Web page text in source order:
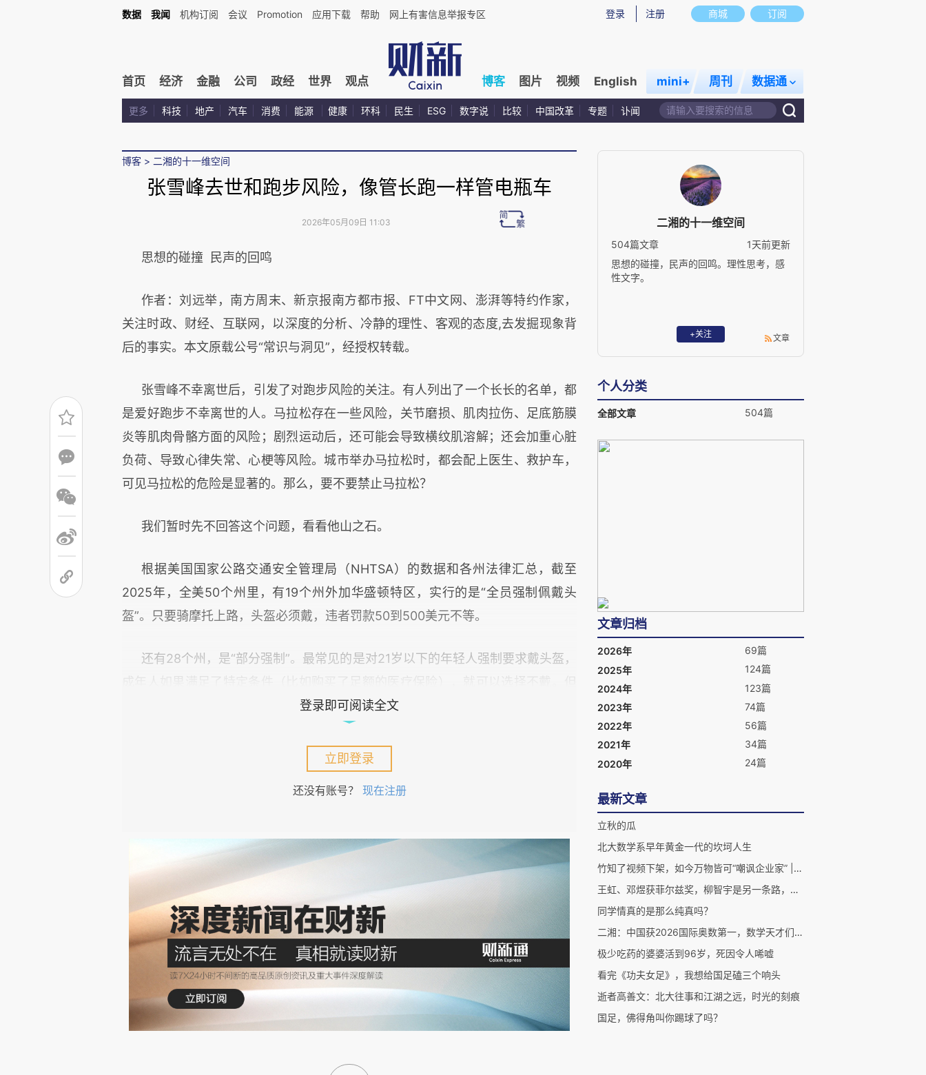
商城 订阅
登录 注册
数据 我闻 机构订阅 会议 Promotion 应用下载 帮助 网上有害信息举报专区
首页 经济 金融 公司 政经 世界 观点 博客 图片 视频 English mini+ 周刊 数据通
更多 科技 地产 汽车 消费 能源 健康 环科 民生 ESG 数字说 比较 中国改革 专题 讣闻
博客 > 二湘的十一维空间
张雪峰去世和跑步风险，像管长跑一样管电瓶车
2026年05月09日 11:03
思想的碰撞 民声的回鸣
作者：刘远举，南方周末、新京报南方都市报、FT中文网、澎湃等特约作家，
关注时政、财经、互联网，以深度的分析、冷静的理性、客观的态度,去发掘现象背
后的事实。本文原载公号“常识与洞见”，经授权转载。
张雪峰不幸离世后，引发了对跑步风险的关注。有人列出了一个长长的名单，都
是爱好跑步不幸离世的人。马拉松存在一些风险，关节磨损、肌肉拉伤、足底筋膜
炎等肌肉骨骼方面的风险；剧烈运动后，还可能会导致横纹肌溶解；还会加重心脏
负荷、导致心律失常、心梗等风险。城市举办马拉松时，都会配上医生、救护车，
可见马拉松的危险是显著的。那么，要不要禁止马拉松？
我们暂时先不回答这个问题，看看他山之石。
根据美国国家公路交通安全管理局（NHTSA）的数据和各州法律汇总，截至
2025年，全美50个州里，有19个州外加华盛顿特区，实行的是“全员强制佩戴头
盔”。只要骑摩托上路，头盔必须戴，违者罚款50到500美元不等。
还有28个州，是“部分强制”。最常见的是对21岁以下的年轻人强制要求戴头盔，
几乎在所有州都强制要求，必须戴护目镜。
为什么美国的政策，对护目镜或面罩的要求更强硬呢？这背后的逻辑很有意思。
这背后的逻辑，才是真正有意思的地方。骑摩托时，一只虫子，一颗前车卷起的
它头盔主要是在事故发生后，保护骑手自己的头部，降低伤亡的严重程度，它保
护的是骑手。而护目镜，在保障骑手外，还能保护行人和其他车辆。个人可以自愿
承担自身的死亡风险，但无权制造不可控的公共危险。法律强制要求护目镜，根本
目的不再仅仅是“骑手本人可能会摔伤自己”，而是“失控摩托会伤到其他人”。
同样的，很多州法律并不强制汽车司机系安全带，但对汽车的车灯、刹车、转向
灯却有严格的定期检验标准。因为这关系到，他人能否看到车。
登录即可阅读全文
立即登录
还没有账号？ 现在注册
二湘的十一维空间
504篇文章
1天前更新
思想的碰撞，民声的回鸣。理性思考，感
性文字。
+关注 文章
个人分类
全部文章 504篇
文章归档
2026年
69篇
2025年
124篇
2024年
123篇
2023年
74篇
2022年
56篇
2021年
34篇
2020年
24篇
最新文章
立秋的瓜
北大数学系早年黄金一代的坎坷人生
竹知了视频下架，如今万物皆可“嘲讽企业家” | 二湘空间
王虹、邓煜获菲尔兹奖，柳智宇是另一条路，三位数学天才的人生分岔
同学情真的是那么纯真吗？
二湘：中国获2026国际奥数第一，数学天才们后来都去哪了？
极少吃药的婆婆活到96岁，死因令人唏嘘
看完《功夫女足》，我想给国足磕三个响头
逝者高善文：北大往事和江湖之远，时光的刻痕
国足，佛得角叫你踢球了吗？